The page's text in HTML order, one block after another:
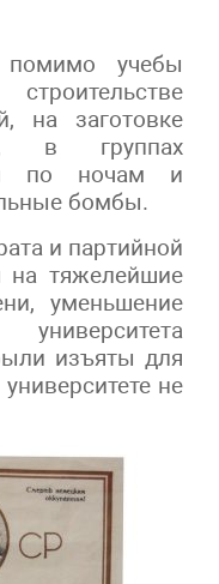
помимо учебы
на заготовке
в группах
по ночам и
бомбы.
и партийной
на тяжелейшие
уменьшение
изъяты для
не